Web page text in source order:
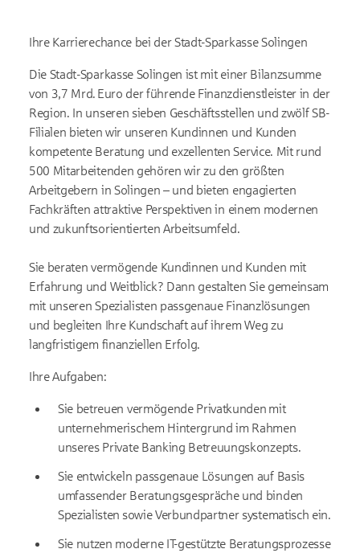
Ihre Karrierechance bei der Stadt-Sparkasse Solingen
Die Stadt-Sparkasse Solingen ist mit einer Bilanzsumme
von 3,7 Mrd. Euro der führende Finanzdienstleister in der
Region. In unseren sieben Geschäftsstellen und zwölf SB-
Filialen bieten wir unseren Kundinnen und Kunden
kompetente Beratung und exzellenten Service. Mit rund
500 Mitarbeitenden gehören wir zu den größten
Arbeitgebern in Solingen – und bieten engagierten
Fachkräften attraktive Perspektiven in einem modernen
und zukunftsorientierten Arbeitsumfeld.
Sie beraten vermögende Kundinnen und Kunden mit
Erfahrung und Weitblick? Dann gestalten Sie gemeinsam
mit unseren Spezialisten passgenaue Finanzlösungen
und begleiten Ihre Kundschaft auf ihrem Weg zu
langfristigem finanziellen Erfolg.
Ihre Aufgaben:
Sie betreuen vermögende Privatkunden mit
unternehmerischem Hintergrund im Rahmen
unseres Private Banking Betreuungskonzepts.
Sie entwickeln passgenaue Lösungen auf Basis
umfassender Beratungsgespräche und binden
Spezialisten sowie Verbundpartner systematisch ein.
Sie nutzen moderne IT-gestützte Beratungsprozesse